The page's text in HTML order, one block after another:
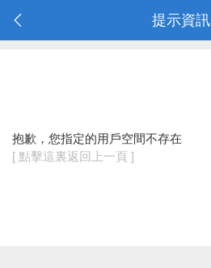
提示資訊
抱歉，您指定的用戶空間不存在
[ 點擊這裏返回上一頁 ]